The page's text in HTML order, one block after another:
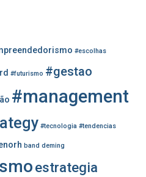
#escolhas
#futurismo #gestao
#management
#tecnologia #tendencias
band deming
estrategia